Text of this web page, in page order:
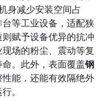
身减少安装空间占
等工业设备，适配狭
赋予设备优异的抗冲
场的粉尘、震动等复
。此外，表面覆盖钢
性能，还能有效隔绝外
。